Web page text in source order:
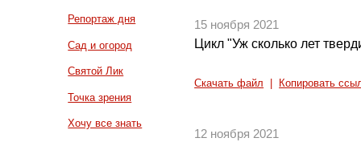
Репортаж дня
Сад и огород
Святой Лик
Точка зрения
Хочу все знать
15 ноября 2021
Цикл "Уж сколько лет
Скачать файл Копировать
12 ноября 2021